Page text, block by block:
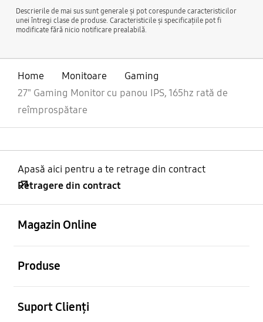
Descrierile de mai sus sunt generale şi pot corespunde caracteristicilor
unei întregi clase de produse. Caracteristicile şi specificaţiile pot fi
modificate fără nicio notificare prealabilă.
Home Monitoare
Gaming
27" Gaming Monitor cu panou IPS, 165hz rată de
reîmprospătare
Apasă aici pentru a te retrage din contract
Retragere din contract
Magazin Online
Produse
Suport Clienți